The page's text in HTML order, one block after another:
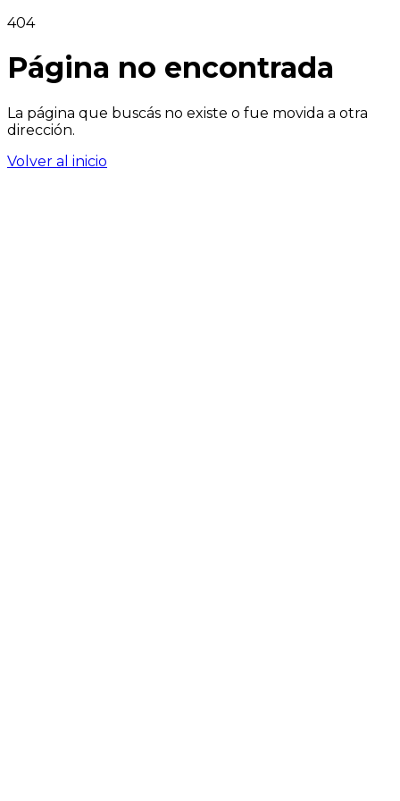
404
Página no encontrada
La página que buscás no existe o fue movida a otra
dirección.
Volver al inicio